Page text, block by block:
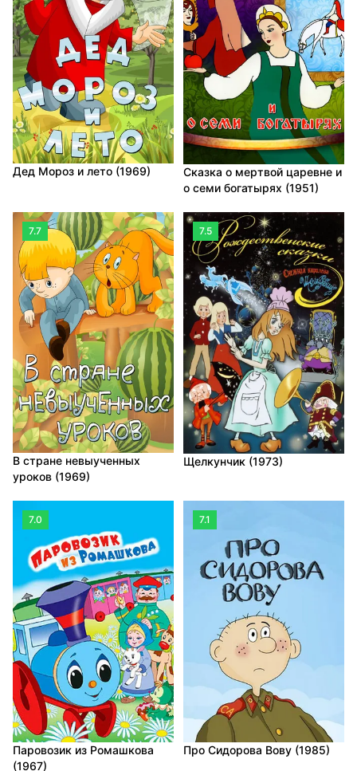
Дед Мороз и лето (1969)
Сказка о мертвой царевне и
о семи богатырях (1951)
7.7
В стране невыученных
уроков (1969)
7.5
Щелкунчик (1973)
7.0
Паровозик из Ромашкова
(1967)
7.1
Про Сидорова Вову (1985)